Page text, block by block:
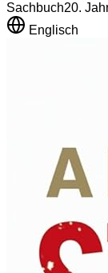
Sachbuch20.
Englisch